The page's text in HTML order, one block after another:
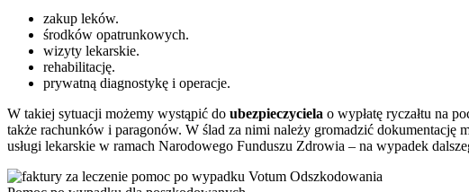
zakup leków.
środków opatrunkowych.
wizyty lekarskie.
rehabilitację.
prywatną diagnostykę i operacje.
W takiej sytuacji możemy wystąpić do ubezpieczyciela o wypłatę ryczałtu na
także rachunków i paragonów. W ślad za nimi należy gromadzić dokumentację
usługi lekarskie w ramach Narodowego Funduszu Zdrowia – na wypadek